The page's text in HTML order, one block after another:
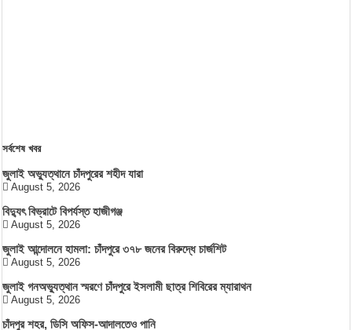
সর্বশেষ খবর
জুলাই অভ্যুত্থানে চাঁদপুরের শহীদ যারা
August 5, 2026
বিদ্যুৎ বিভ্রাটে বিপর্যস্ত হাজীগঞ্জ
August 5, 2026
জুলাই আন্দোলনে হামলা: চাঁদপুরে ৩৭৮ জনের বিরুদ্ধে চার্জশিট
August 5, 2026
জুলাই গনঅভ্যুত্থান স্মরণে চাঁদপুরে ইসলামী ছাত্র শিবিরের ম্যারাথন
August 5, 2026
চাঁদপুর শহর, ডিসি অফিস-আদালতেও পানি